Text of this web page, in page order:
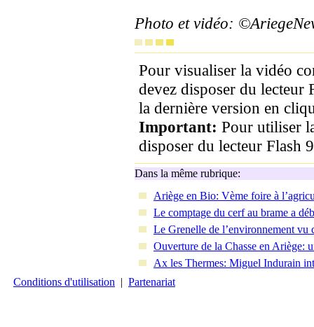
Photo et vidéo:
Pour visualiser la vidéo
devez disposer du lecteur
la dernière version en
Important: Pour utiliser
disposer du lecteur Flash
Dans la même rubrique:
Ariège en Bio: Vème foire à
Le comptage du cerf au brame a
Le Grenelle de l’environnement vu
Ouverture de la Chasse en Ariège:
Ax les Thermes: Miguel Indurain
Conditions d'utilisation | Partenariat